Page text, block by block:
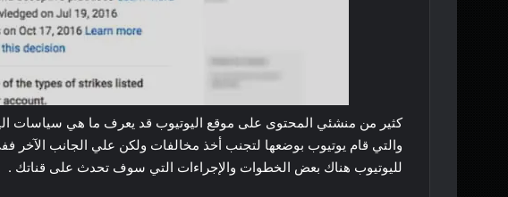
كثير من منشئي المحتوى على موقع اليوتيوب قد يعرف ما هي سياسات
والتي قام يوتيوب بوضعها لتجنب أخذ مخالفات ولكن علي الجانب الآخر
لليوتيوب هناك بعض الخطوات والإجراءات التي سوف تحدث على قناتك .